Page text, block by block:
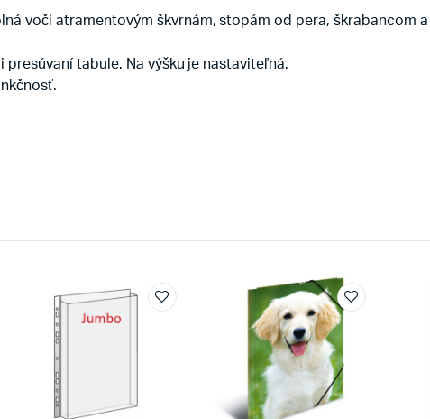
voči atramentovým škvrnám, stopám od pera, škrabancom
tabule. Na výšku je nastaviteľná.